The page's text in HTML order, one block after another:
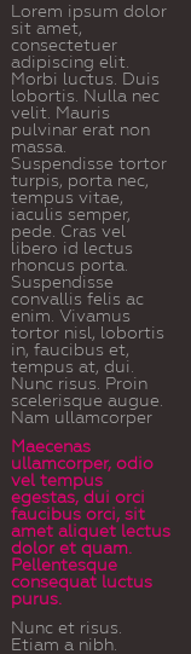
Lorem ipsum dolor
sit amet,
consectetuer
adipiscing elit.
Morbi luctus. Duis
lobortis. Nulla nec
velit. Mauris
pulvinar erat non
massa.
Suspendisse tortor
turpis, porta nec,
tempus vitae,
iaculis semper,
pede. Cras vel
libero id lectus
rhoncus porta.
Suspendisse
convallis felis ac
enim. Vivamus
tortor nisl, lobortis
in, faucibus et,
tempus at, dui.
Nunc risus. Proin
scelerisque augue.
Nam ullamcorper
Maecenas
ullamcorper, odio
vel tempus
egestas, dui orci
faucibus orci, sit
amet aliquet lectus
dolor et quam.
Pellentesque
consequat luctus
purus.
Nunc et risus.
Etiam a nibh.